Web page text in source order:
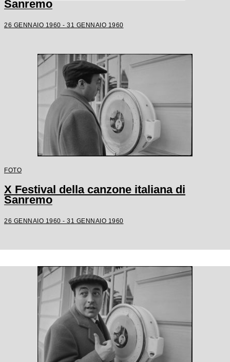
Sanremo
26 GENNAIO 1960 - 31 GENNAIO 1960
FOTO
X Festival della canzone italiana di
Sanremo
26 GENNAIO 1960 - 31 GENNAIO 1960